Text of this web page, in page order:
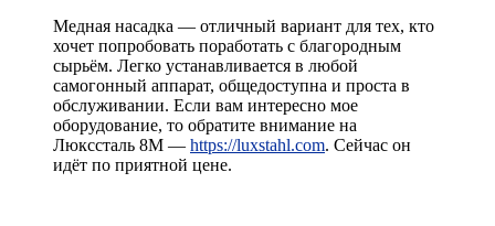
Медная насадка — отличный вариант для тех, кто
хочет попробовать поработать с благородным
сырьём. Легко устанавливается в любой
самогонный аппарат, общедоступна и проста в
обслуживании. Если вам интересно мое
оборудование, то обратите внимание на
Люкссталь 8М — https://luxstahl.com. Сейчас он
идёт по приятной цене.